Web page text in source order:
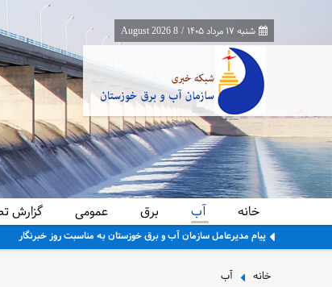
شنبه ۱۷ مرداد ۱۴۰۵ /
8 August 2026
خانه آب برق عمومی گزارش
پیام مدیرعامل سازمان آب و برق خوزستان به مناسبت روز خبرنگار
خانه آب